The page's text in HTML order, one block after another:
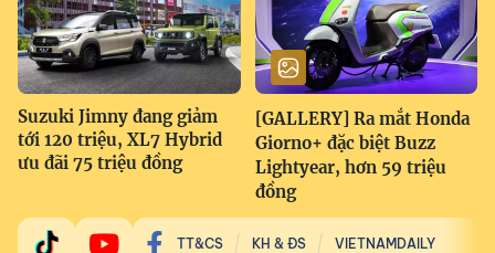
Suzuki Jimny đang giảm
tới 120 triệu, XL7 Hybrid
ưu đãi 75 triệu đồng
[GALLERY] Ra mắt Honda
Giorno+ đặc biệt Buzz
Lightyear, hơn 59 triệu
đồng
TT&CS KH & ĐS VIETNAMDAILY